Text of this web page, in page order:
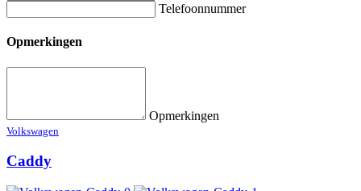
Telefoonnummer
Opmerkingen
Opmerkingen
Volkswagen
Caddy